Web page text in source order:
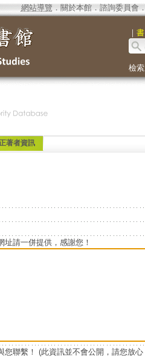
網站導覽 ． 關於本館． 諮詢委員會．
｜ 書
檢
著者資訊
請一併提供，感謝您！
聯繫！ (此資訊並不會公開，請您放心